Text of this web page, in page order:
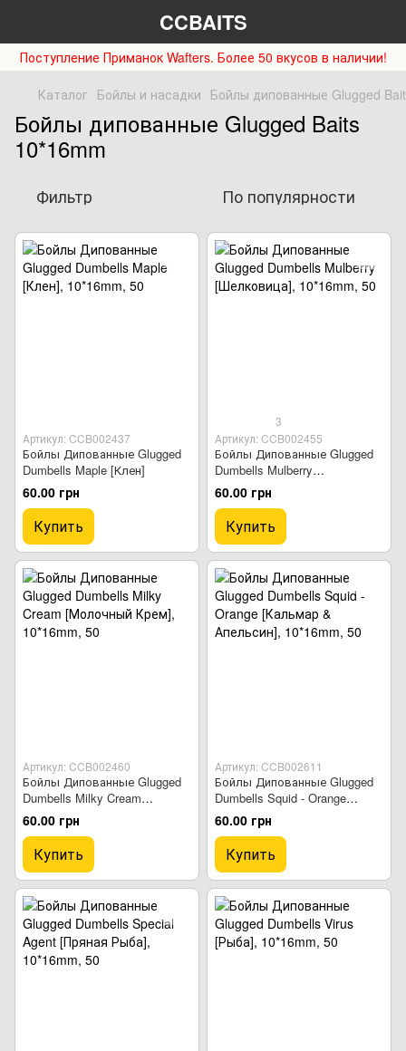
CCBAITS
Поступление Приманок Wafters. Более 50 вкусов в наличии!
Каталог Бойлы и насадки Бойлы дипованные Glugged
Бойлы дипованные Glugged Baits
10*16mm
Фильтр По популярности
Артикул: CCB002437
Бойлы Дипованные Glugged
Dumbells Maple [Клен]
60.00 грн
Купить
3
Артикул: CCB002455
Бойлы Дипованные Glugged
Dumbells Mulberry
[Шелковица]
60.00 грн
Купить
Артикул: CCB002460
Бойлы Дипованные Glugged
Dumbells Milky Cream
[Молочный Крем]
60.00 грн
Купить
Артикул: CCB002611
Бойлы Дипованные Glugged
Dumbells Squid - Orange
[Кальмар & Апельсин]
60.00 грн
Купить